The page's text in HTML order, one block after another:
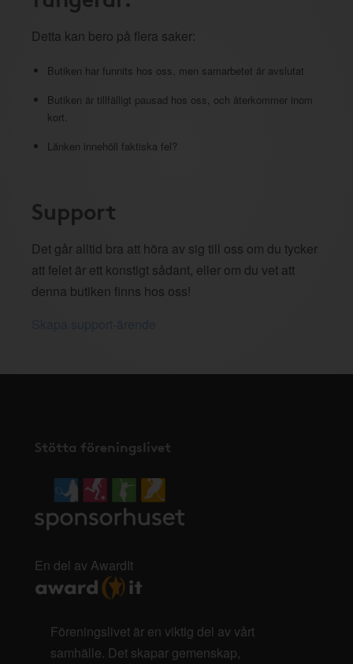
Detta kan bero på flera saker:
Butiken har funnits hos oss, men samarbetet är avslutat
Butiken är tillfälligt pausad hos oss, och återkommer inom
kort.
Länken innehöll faktiska fel?
Support
Det går alltid bra att höra av sig till oss om du tycker
att felet är ett konstigt sådant, eller om du vet att
denna butiken finns hos oss!
Stötta föreningslivet
En del av AwardIt
Föreningslivet är en viktig del av vårt
samhälle. Det skapar gemenskap,